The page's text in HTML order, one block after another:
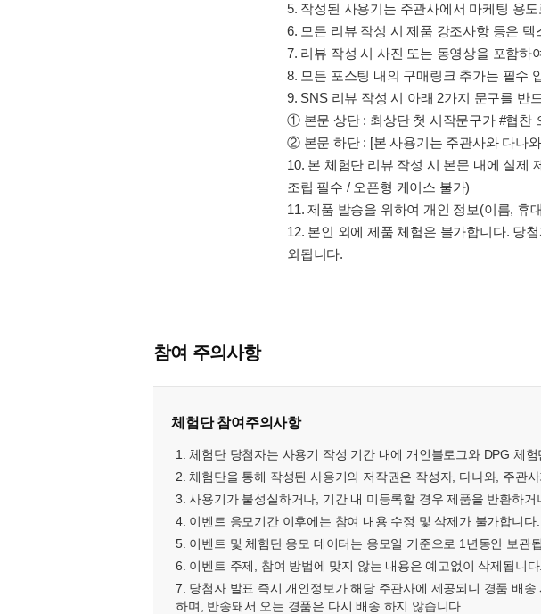
5. 작성된 사용기는 주관사에서 마케팅 용
6. 모든 리뷰 작성 시 제품 강조사항 등은
7. 리뷰 작성 시 사진 또는 동영상을 포함하
8. 모든 포스팅 내의 구매링크 추가는 필수
9. SNS 리뷰 작성 시 아래 2가지 문구를 반
① 본문 상단 : 최상단 첫 시작문구가 #협찬
② 본문 하단 : [본 사용기는 주관사와 다나
10. 본 체험단 리뷰 작성 시 본문 내에 실제
조립 필수 / 오픈형 케이스 불가)
11. 제품 발송을 위하여 개인 정보(이름, 휴
12. 본인 외에 제품 체험은 불가합니다. 당
외됩니다.
참여 주의사항
체험단 참여주의사항
1. 체험단 당첨자는 사용기 작성 기간 내에 개인블로그와 DPG 체
2. 체험단을 통해 작성된 사용기의 저작권은 작성자, 다나와, 주관사
3. 사용기가 불성실하거나, 기간 내 미등록할 경우 제품을 반환하거
4. 이벤트 응모기간 이후에는 참여 내용 수정 및 삭제가 불가합니다.
5. 이벤트 및 체험단 응모 데이터는 응모일 기준으로 1년동안 보관
6. 이벤트 주제, 참여 방법에 맞지 않는 내용은 예고없이 삭제됩니다.
7. 당첨자 발표 즉시 개인정보가 해당 주관사에 제공되니 경품 배
하며, 반송돼서 오는 경품은 다시 배송 하지 않습니다.